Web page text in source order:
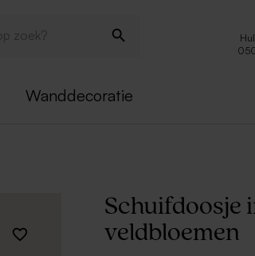
Wanddecoratie
Schuifdoosje
veldbloemen